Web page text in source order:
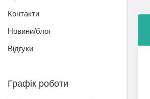
Контакти
Новини/блог
Відгуки
Графік роботи